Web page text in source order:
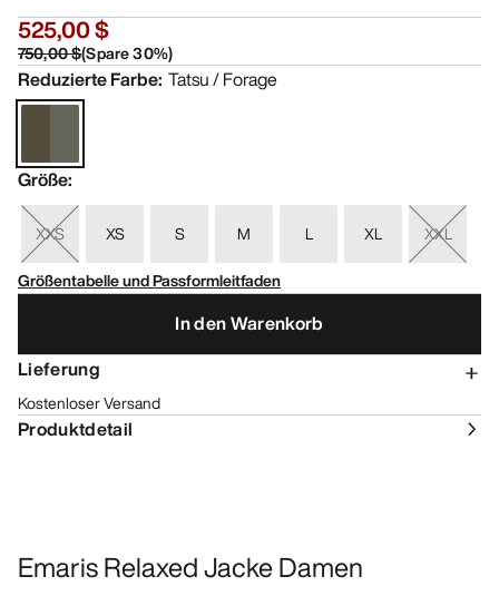
525,00 $
750,00 $(Spare30%)
Reduzierte Farbe: Tatsu / Forage
Größe:
XXS XS S M L XL
XXL
Größentabelle und Passformleitfaden
In den Warenkorb
Lieferung
Kostenloser Versand
Produktdetail
Emaris Relaxed Jacke Damen